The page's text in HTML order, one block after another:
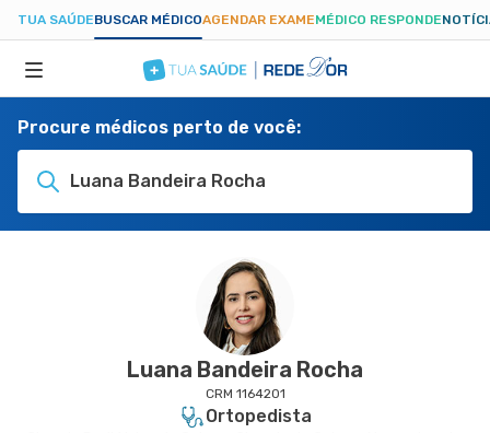
TUA SAÚDEBUSCAR MÉDICOAGENDAR EXAMEMÉDICO RESPONDE
ESPECIALIDADES
Procure médicos perto de você:
Luana Bandeira Rocha
Luana Bandeira Rocha
CRM 1164201
Ortopedista